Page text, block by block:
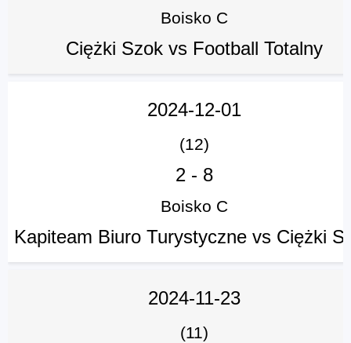
Boisko C
Ciężki Szok vs Football Totalny
2024-12-01
(12)
2- 8
Boisko C
Kapiteam Biuro Turystyczne vs Ciężki
2024-11-23
(11)